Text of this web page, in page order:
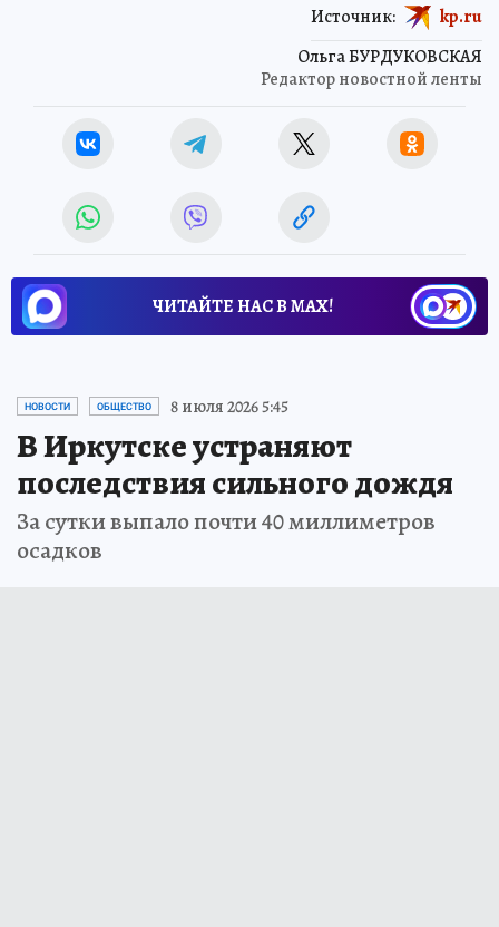
Ольга БУРДУКОВСКАЯ
Редактор новостной ленты
Источник: kp.ru
ЧИТАЙТЕ НАС В МАХ!
НОВОСТИ ОБЩЕСТВО 8 июля 2026 5:45
В Иркутске устраняют
последствия сильного дождя
За сутки выпало почти 40 миллиметров
осадков